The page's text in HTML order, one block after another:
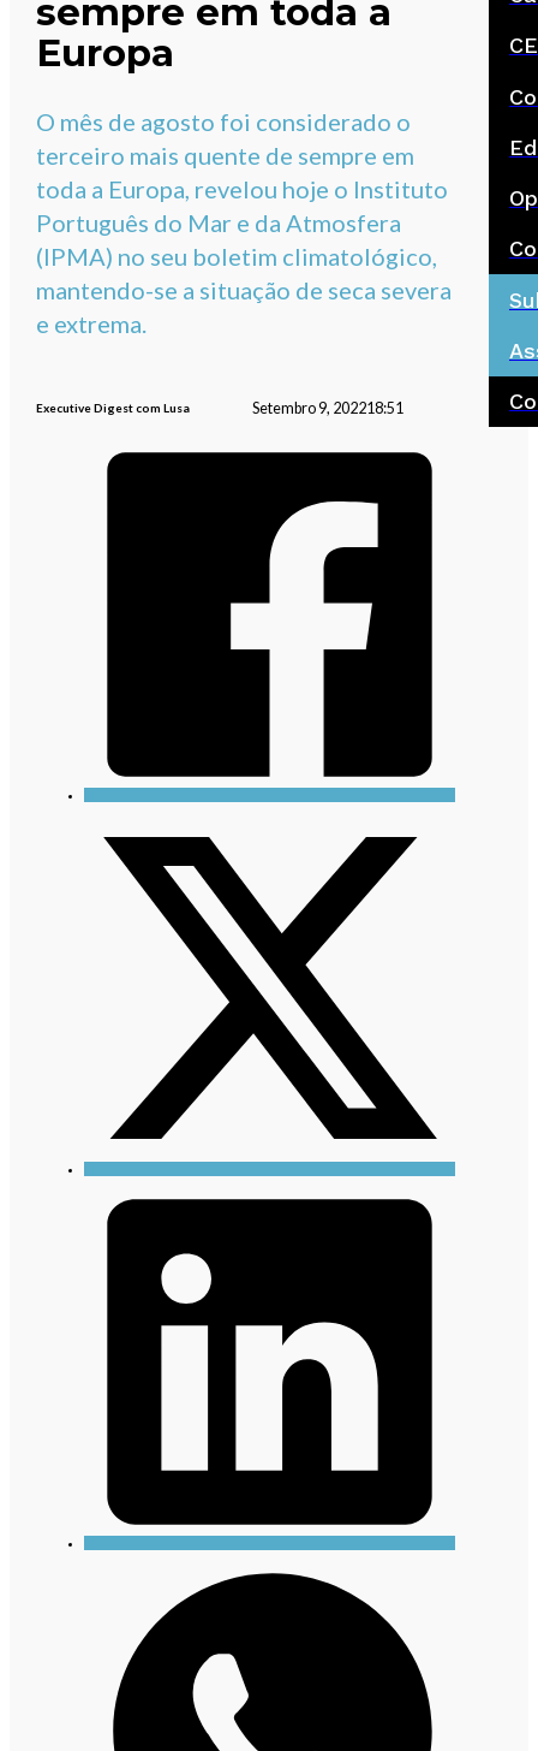
sempre em toda a
Europa
O mês de agosto foi considerado o
terceiro mais quente de sempre em
toda a Europa, revelou hoje o Instituto
Português do Mar e da Atmosfera
(IPMA) no seu boletim climatológico,
mantendo-se a situação de seca severa
e extrema.
Executive Digest com Lusa Setembro 9, 202218:51